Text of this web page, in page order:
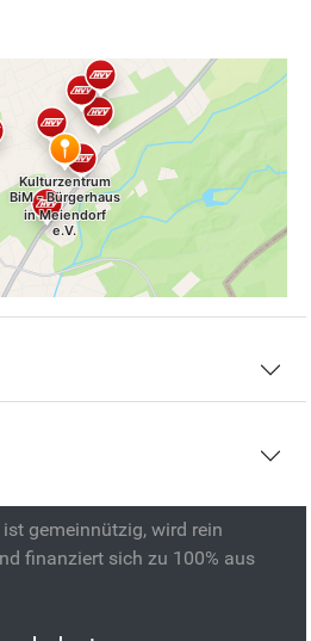
gemeinnützig, wird rein
finanziert sich zu 100% aus